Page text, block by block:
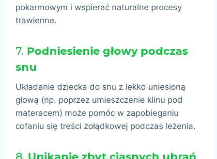
pokarmowym i wspierać naturalne procesy
trawienne.
7. Podniesienie głowy podczas
snu
Układanie dziecka do snu z lekko uniesioną
głową (np. poprzez umieszczenie klinu pod
materacem) może pomóc w zapobieganiu
cofaniu się treści żołądkowej podczas leżenia.